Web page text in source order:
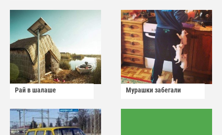
Рай в шалаше Мурашки забегали